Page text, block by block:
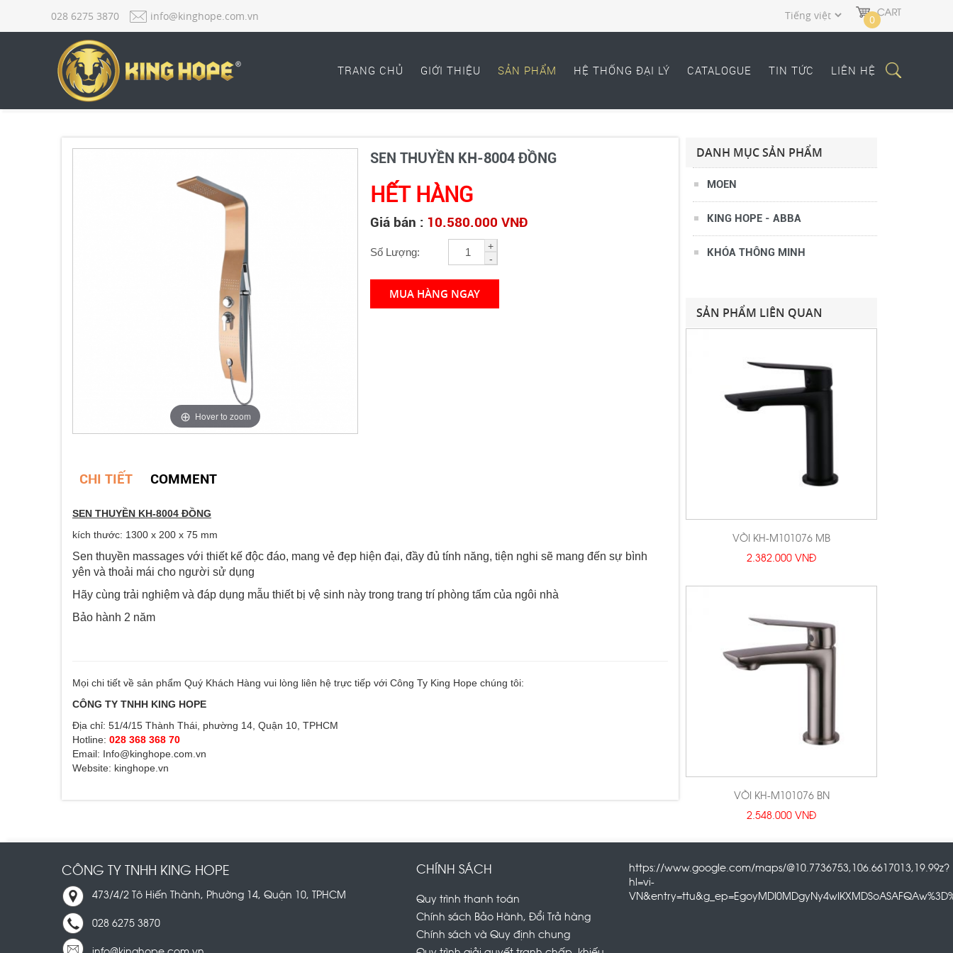
028 6275 3870 info@kinghope.com.vn 0
TRANG CHỦ GIỚI THIỆU SẢN PHẨM HỆ THỐNG ĐẠI LÝ CATALOGUE TIN TỨC LIÊN HỆ
Hover to zoom
SEN THUYỀN KH-8004 ĐỒNG
HẾT HÀNG
Giá bán : 10.580.000 VNĐ
Số Lượng:
+
-
MUA HÀNG NGAY
CHI TIẾT COMMENT
SEN THUYỀN KH-8004 ĐỒNG
kích thước: 1300 x 200 x 75 mm
Sen thuyền massages với thiết kế độc đáo, mang vẻ đẹp hiện đại, đầy đủ tính năng, tiện nghi sẽ mang đến sự bình
yên và thoải mái cho người sử dụng
Hãy cùng trải nghiệm và đáp dụng mẫu thiết bị vệ sinh này trong trang trí phòng tấm của ngôi nhà
Bảo hành 2 năm
Mọi chi tiết về sản phẩm Quý Khách Hàng vui lòng liên hệ trực tiếp với Công Ty King Hope chúng tôi:
CÔNG TY TNHH KING HOPE
Địa chỉ: 51/4/15 Thành Thái, phường 14, Quận 10, TPHCM
Hotline: 028 368 368 70
Email: Info@kinghope.com.vn
Website: kinghope.vn
DANH MỤC SẢN PHẨM
MOEN
KING HOPE - ABBA
KHÓA THÔNG MINH
SẢN PHẨM LIÊN QUAN
VÒI KH-M101083
VÒI KH-M101076 MB
2.382.000 VNĐ
VÒI KH-M101076 BN
2.548.000 VNĐ
CÔNG TY TNHH KING HOPE
473/4/2 Tô Hiến Thành, Phường 14, Quận 10, TPHCM
028 6275 3870
CHÍNH SÁCH
Quy trình thanh toán
Chính sách Bảo Hành, Đổi Trả hàng
Chính sách và Quy định chung
https://www.google.com/maps/@10.7736753,106.6617013,19.99z?
hl=vi-